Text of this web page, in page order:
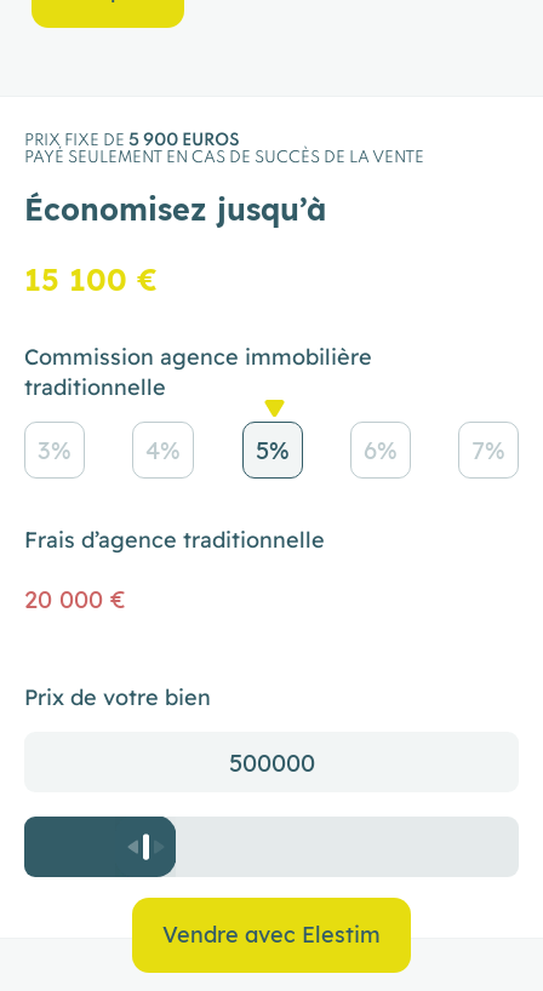
PRIX FIXE DE 5 900 EUROS
PAYÉ SEULEMENT EN CAS DE SUCCÈS DE LA VENTE
Économisez jusqu’à
15 100 €
Commission agence immobilière
traditionnelle
3% 4% 5% 6% 7%
Frais d’agence traditionnelle
20 000 €
Prix de votre bien
500000
Vendre avec Elestim